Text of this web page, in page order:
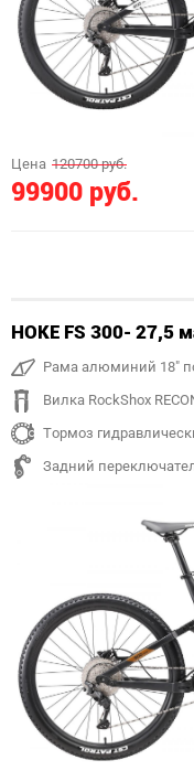
Цена 120700 руб.
99900 руб.
Рама алюминий 18"
Вилка RockShox
Задний